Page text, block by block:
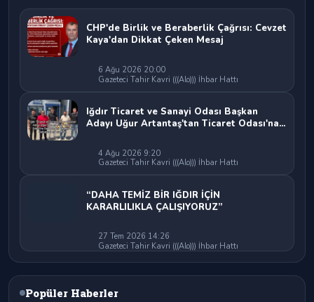
CHP'de Birlik ve Beraberlik Çağrısı: Cevzet
Kaya'dan Dikkat Çeken Mesaj
6 Ağu 2026 20:00
Gazeteci Tahir Kavri (((Alo))) İhbar Hattı
Iğdır Ticaret ve Sanayi Odası Başkan
Adayı Uğur Artantaş'tan Ticaret Odası'na
Bırakılamaz"
4 Ağu 2026 9:20
Gazeteci Tahir Kavri (((Alo))) İhbar Hattı
“DAHA TEMİZ BİR IĞDIR İÇİN
KARARLILIKLA ÇALIŞIYORUZ”
27 Tem 2026 14:26
Gazeteci Tahir Kavri (((Alo))) İhbar Hattı
Popüler Haberler